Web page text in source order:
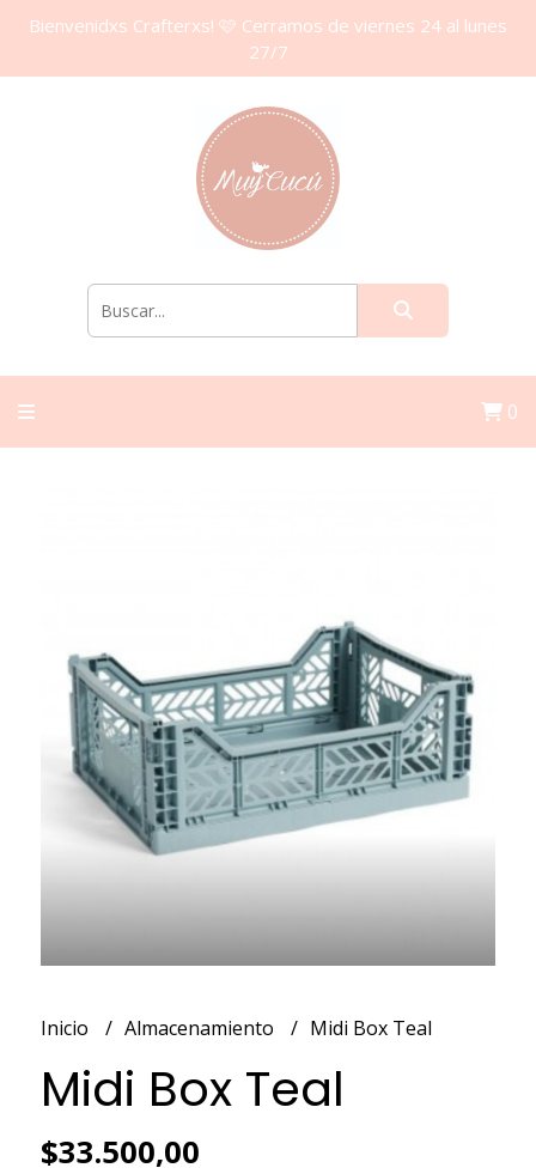
Bienvenidxs Crafterxs! 🩷 Cerramos de viernes 24 al lunes
27/7
0
Inicio Almacenamiento Midi Box Teal
Midi Box Teal
$33.500,00